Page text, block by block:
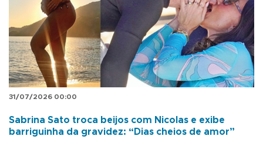
31/07/2026 00:00
Sabrina Sato troca beijos com Nicolas e exibe
barriguinha da gravidez: “Dias cheios de amor”